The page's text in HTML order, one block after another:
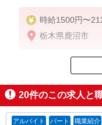
時給1500円〜
全支給(ガソリン
栃木県鹿沼市
20件のこの求人と
アルバイト パート 職業紹介